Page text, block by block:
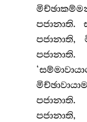
පජානාති.
පජානාති,